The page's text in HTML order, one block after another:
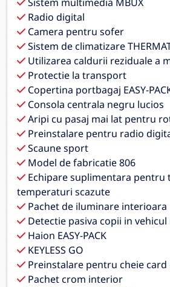
Radio digital
Camera pentru sofer
Sistem de climatizare
Utilizarea caldurii reziduale a
Protectie la transport
Copertina portbagaj EASY-
Consola centrala negru lucios
Aripi cu pasaj mai lat pentru
Preinstalare pentru radio
Scaune sport
Model de fabricatie 806
Echipare suplimentara pentru
temperaturi scazute
Pachet de iluminare interioara
Detectie pasiva copii in
Haion EASY-PACK
KEYLESS GO
Preinstalare pentru cheie card
Pachet crom interior